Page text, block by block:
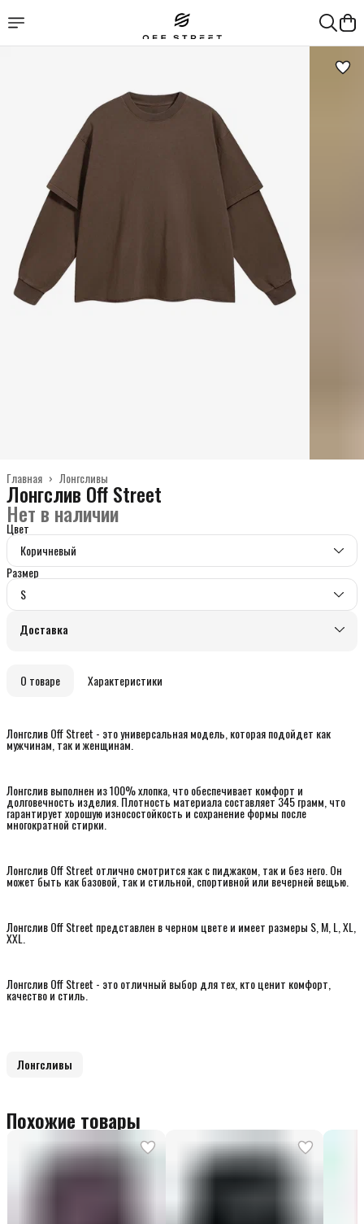
Лонгсливы
Главная ›
Лонгслив Off Street
Нет в наличии
Цвет
Коричневый
Размер
S
Доставка
О товаре Характеристики
Лонгслив Off Street - это универсальная модель, которая подойдет как
мужчинам, так и женщинам.
Лонгслив выполнен из 100% хлопка, что обеспечивает комфорт и
долговечность изделия. Плотность материала составляет 345 грамм, что
гарантирует хорошую износостойкость и сохранение формы после
многократной стирки.
Лонгслив Off Street отлично смотрится как с пиджаком, так и без него. Он
может быть как базовой, так и стильной, спортивной или вечерней вещью.
Лонгслив Off Street представлен в черном цвете и имеет размеры S, M, L, XL,
XXL.
Лонгслив Off Street - это отличный выбор для тех, кто ценит комфорт,
качество и стиль.
Лонгсливы
Похожие товары